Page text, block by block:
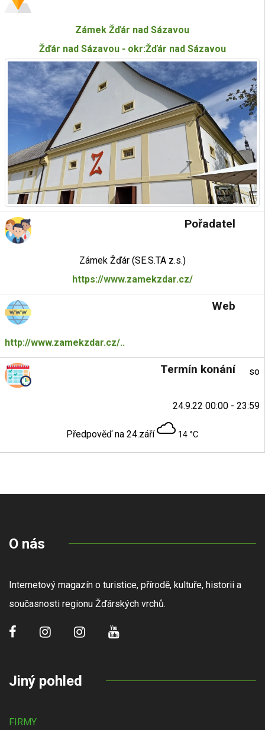
Zámek Žďár nad Sázavou
Žďár nad Sázavou - okr:Žďár nad Sázavou
Pořadatel
Zámek Žďár (SE.S.TA z.s.)
https://www.zamekzdar.cz/
Web
http://www.zamekzdar.cz/..
Termín konání so
24.9.22 00:00 - 23:59
Předpověď na 24.září 14 °C
O nás
Internetový magazín o turistice, přírodě, kultuře, historii a
současnosti regionu Žďárských vrchů.
Jiný pohled
FIRMY